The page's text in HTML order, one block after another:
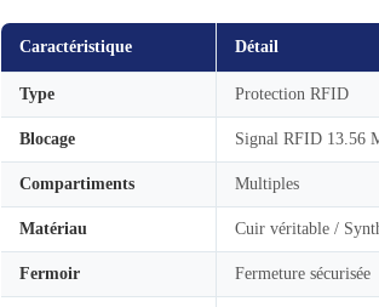
Caractéristique Détail
Type Protection RFID
Blocage Signal RFID 13.56
Compartiments Multiples
Matériau Cuir véritable /
Fermoir Fermeture sécurisée